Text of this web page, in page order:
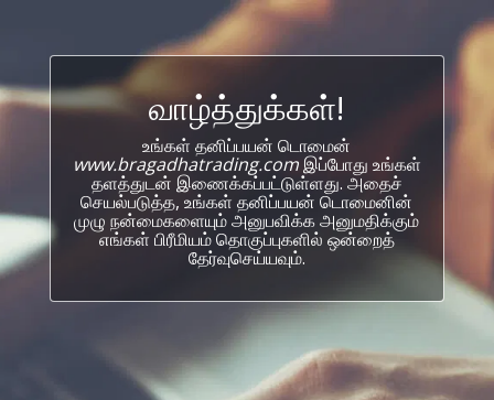
வாழ்த்துக்கள்!
உங்கள் தனிப்பயன் டொமைன்
www.bragadhatrading.comஇப்போது உங்கள்
தளத்துடன் இணைக்கப்பட்டுள்ளது. அதைச்
செயல்படுத்த, உங்கள் தனிப்பயன் டொமைனின்
முழு நன்மைகளையும் அனுபவிக்க அனுமதிக்கும்
எங்கள் பிரீமியம் தொகுப்புகளில் ஒன்றைத்
தேர்வுசெய்யவும்.